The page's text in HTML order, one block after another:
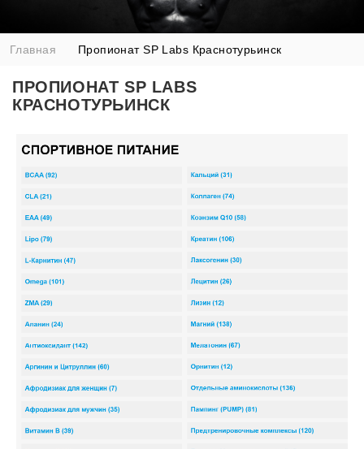
Главная Пропионат SP Labs Краснотурьинск
ПРОПИОНАТ SP LABS
КРАСНОТУРЬИНСК